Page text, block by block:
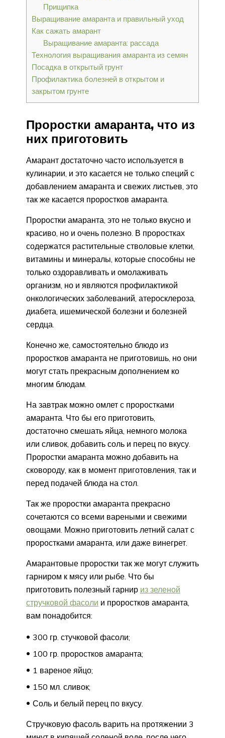
Прищипка
Выращивание амаранта и правильный уход
Как сажать амарант
Выращивание амаранта: рассада
Технология выращивания амаранта из семян
Посадка в открытый грунт
Профилактика болезней в открытом и
закрытом грунте
Проростки амаранта, что из
них приготовить
Амарант достаточно часто используется в
кулинарии, и это касается не только специй с
добавлением амаранта и свежих листьев, это
так же касается проростков амаранта.
Проростки амаранта, это не только вкусно и
красиво, но и очень полезно. В проростках
содержатся растительные стволовые клетки,
витамины и минералы, которые способны не
только оздоравливать и омолаживать
организм, но и являются профилактикой
онкологических заболеваний, атеросклероза,
диабета, ишемической болезни и болезней
сердца.
Конечно же, самостоятельно блюдо из
проростков амаранта не приготовишь, но они
могут стать прекрасным дополнением ко
многим блюдам.
На завтрак можно омлет с проростками
амаранта. Что бы его приготовить,
достаточно смешать яйца, немного молока
или сливок, добавить соль и перец по вкусу.
Проростки амаранта можно добавить на
сковороду, как в момент приготовления, так и
перед подачей блюда на стол.
Так же проростки амаранта прекрасно
сочетаются со всеми вареными и свежими
овощами. Можно приготовить летний салат с
проростками амаранта, или даже винегрет.
Амарантовые проростки так же могут служить
гарниром к мясу или рыбе. Что бы
приготовить полезный гарнир из зеленой
стручковой фасоли и проростков амаранта,
вам понадобится:
300 гр. стучковой фасоли;
100 гр. проростков амаранта;
1 вареное яйцо;
150 мл. сливок;
Соль и белый перец по вкусу.
Стручковую фасоль варить на протяжении 3